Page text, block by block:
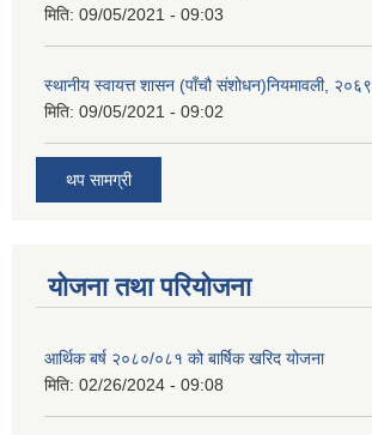
मिति: 09/05/2021 - 09:03
स्थानीय स्वायत्त शासन (पाँचौ संशोधन)नियमावली, २०६९
मिति: 09/05/2021 - 09:02
थप सामग्री
योजना तथा परियोजना
आर्थिक बर्ष २०८०/०८१ को बार्षिक खरिद योजना
मिति: 02/26/2024 - 09:08